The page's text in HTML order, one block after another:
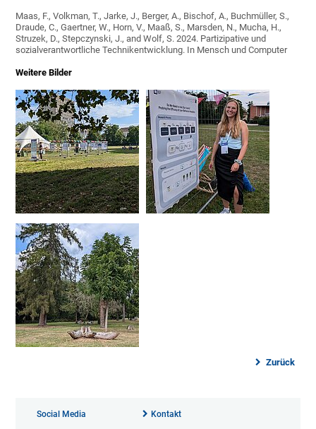
Maas, F., Volkman, T., Jarke, J., Berger, A., Bischof, A., Buchmüller, S.,
Draude, C., Gaertner, W., Horn, V., Maaß, S., Marsden, N., Mucha, H.,
Struzek, D., Stepczynski, J., and Wolf, S. 2024. Partizipative und
sozialverantwortliche Technikentwicklung. In Mensch und Computer
Weitere Bilder
Zurück
Social Media Kontakt